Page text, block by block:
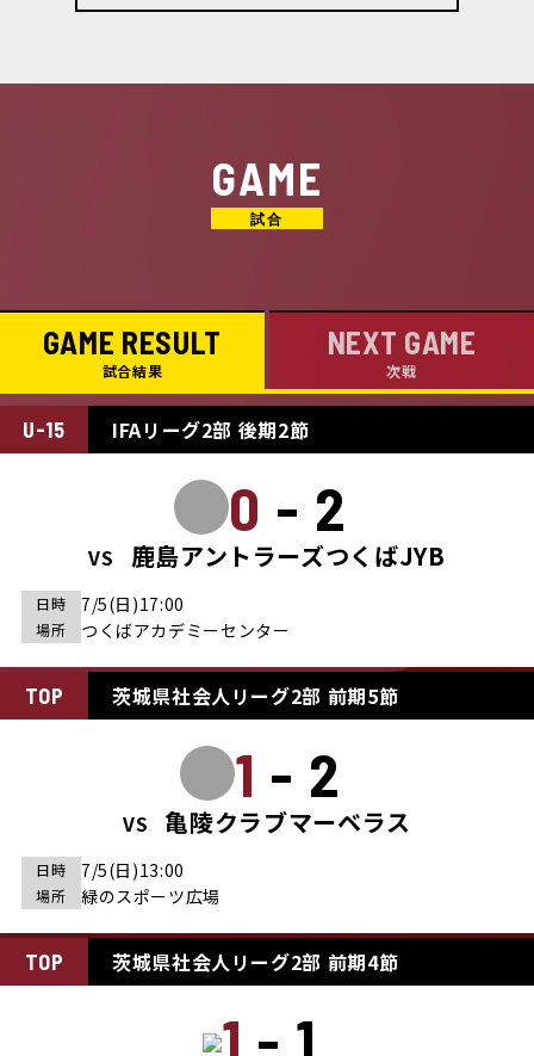
GAME
GAME RESULT
試合結果
NEXT GAME
次戦
U-15 IFAリーグ2部 後期2節
0-2
VS 鹿島アントラーズつくばJYB
日時 7/5(日)17:00
場所 つくばアカデミーセンター
TOP 茨城県社会人リーグ2部 前期5節
1-2
VS 亀陵クラブマーベラス
日時 7/5(日)13:00
場所 緑のスポーツ広場
TOP 茨城県社会人リーグ2部 前期4節
1-1